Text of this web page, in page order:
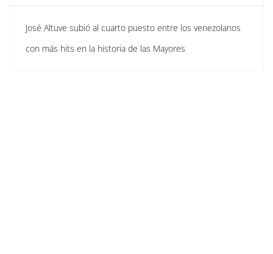
José Altuve subió al cuarto puesto entre los venezolanos
con más hits en la historia de las Mayores